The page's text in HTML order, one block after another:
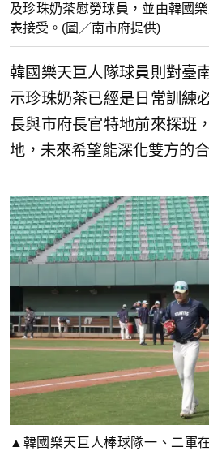
及珍珠奶茶慰勞球員，並由韓國
表接受。(圖／南市府提供)
韓國樂天巨人隊球員則對臺
示珍珠奶茶已經是日常訓練
長與市府長官特地前來探班
地，未來希望能深化雙方的
▲韓國樂天巨人棒球隊一、二軍